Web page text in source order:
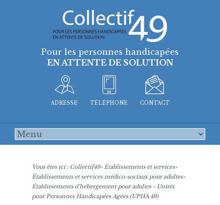
Pour les personnes handicapées
EN ATTENTE DE SOLUTION
ADRESSE TÉLÉPHONE CONTACT
Vous êtes ici : Collectif49»Établissements et services»
Établissements et services médico-sociaux pour adultes»
Établissements d’hébergement pour adultes» Unités
pour Personnes Handicapées Agées (UPHA 49)